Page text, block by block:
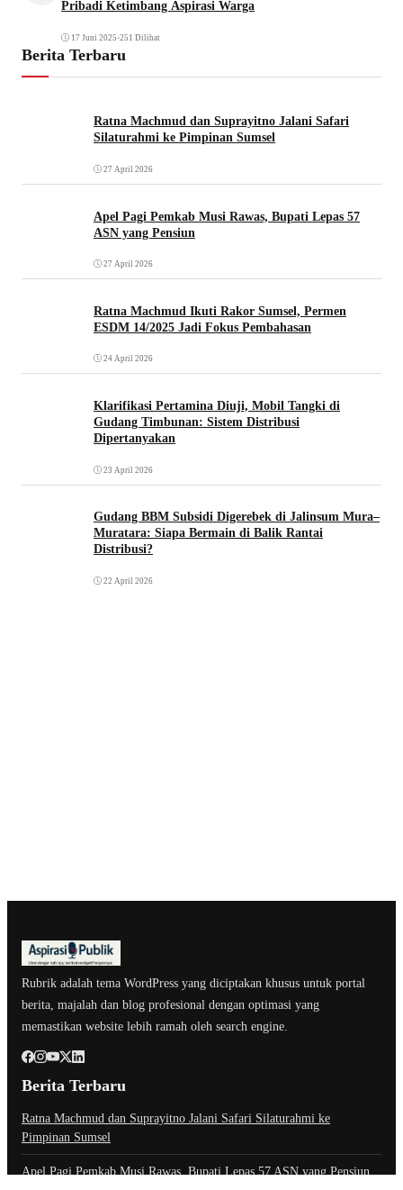
Pribadi Ketimbang Aspirasi Warga
17 Juni 2025 •251 Dilihat
Berita Terbaru
Ratna Machmud dan Suprayitno Jalani Safari
Silaturahmi ke Pimpinan Sumsel
27 April 2026
Apel Pagi Pemkab Musi Rawas, Bupati Lepas 57
ASN yang Pensiun
27 April 2026
Ratna Machmud Ikuti Rakor Sumsel, Permen
ESDM 14/2025 Jadi Fokus Pembahasan
24 April 2026
Klarifikasi Pertamina Diuji, Mobil Tangki di
Gudang Timbunan: Sistem Distribusi
Dipertanyakan
23 April 2026
Gudang BBM Subsidi Digerebek di Jalinsum Mura–
Muratara: Siapa Bermain di Balik Rantai
Distribusi?
22 April 2026
Rubrik adalah tema WordPress yang diciptakan khusus untuk portal
berita, majalah dan blog profesional dengan optimasi yang
memastikan website lebih ramah oleh search engine.
Berita Terbaru
Ratna Machmud dan Suprayitno Jalani Safari Silaturahmi ke
Pimpinan Sumsel
Apel Pagi Pemkab Musi Rawas, Bupati Lepas 57 ASN yang Pensiun